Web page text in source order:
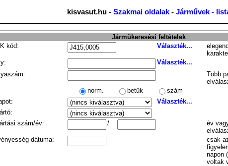
kisvasut.hu - Szakmai oldalak- Járművek -
Járműkeresési feltételek
kód:
Választék...
Választék...
Több
norm.
betűk
szám
Választék...
szám/év:
/
év
dátuma:
csak
napon
voltak